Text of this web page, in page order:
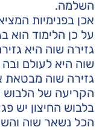
השלמה.
אכן בפנימיות
על כן הלימוד הוא
גזירה שוה היא
שוה היא לעולם ובה
גזירה שוה מבטאת
הקריעה של הלבוש
בלבוש החיצון יש
הכל נשאר שוה